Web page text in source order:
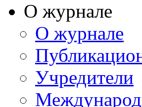
О журнале
О журнале
Учредители